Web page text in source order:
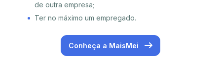
de outra empresa;
Ter no máximo um empregado.
Conheça a MaisMei